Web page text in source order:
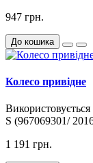
947 грн.
До кошика
Колесо привідне
S (967069301/
1 191 грн.